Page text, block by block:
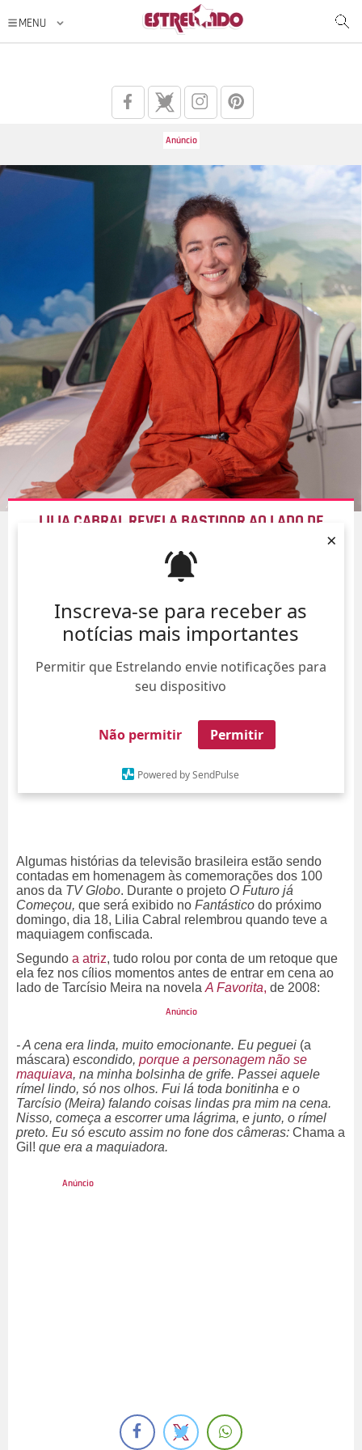
Inscreva-se para receber as
notícias mais importantes
Permitir que Estrelando envie notificações para
seu dispositivo
Não permitir Permitir
Powered by SendPulse
×
LILIA CABRAL REVELA BASTIDOR AO LADO DE
MAQUIAGEM CONFISCADA
Algumas histórias da televisão brasileira estão sendo
contadas em homenagem às comemorações dos 100
anos da TV Globo. Durante o projeto O Futuro já
Começou, que será exibido no Fantástico do próximo
domingo, dia 18, Lilia Cabral relembrou quando teve a
maquiagem confiscada.
Segundo a atriz, tudo rolou por conta de um retoque que
ela fez nos cílios momentos antes de entrar em cena ao
lado de Tarcísio Meira na novela A Favorita, de 2008:
- A cena era linda, muito emocionante. Eu peguei (a
máscara) escondido, porque a personagem não se
maquiava, na minha bolsinha de grife. Passei aquele
rímel lindo, só nos olhos. Fui lá toda bonitinha e o
Tarcísio (Meira) falando coisas lindas pra mim na cena.
Nisso, começa a escorrer uma lágrima, e junto, o rímel
preto. Eu só escuto assim no fone dos câmeras: Chama a
Gil! que era a maquiadora.